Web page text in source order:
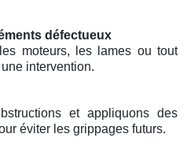
défectueux
moteurs, les lames ou tout
intervention.
et appliquons des
éviter les grippages futurs.